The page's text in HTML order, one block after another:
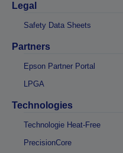
Legal
Safety Data Sheets
Partners
Epson Partner Portal
LPGA
Technologies
Technologie Heat-Free
PrecisionCore